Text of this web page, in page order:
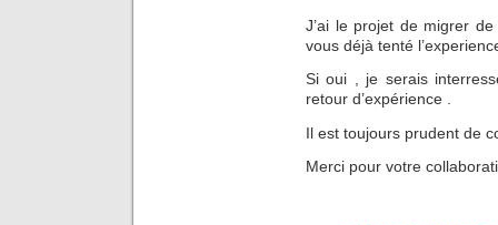
J’ai le projet de migrer
vous déjà tenté
Si oui , je serais
retour d’expérience .
Il est toujours prudent de
Merci pour votre